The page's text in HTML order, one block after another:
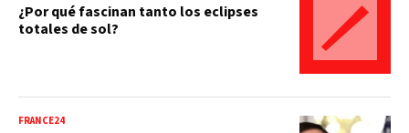
¿Por qué fascinan tanto los eclipses
totales de sol?
FRANCE24